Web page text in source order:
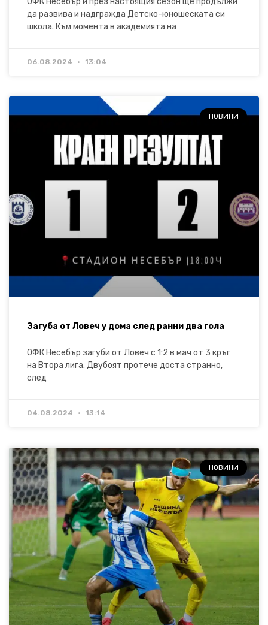
да развива и надгражда Детско-юношеската си
школа. Към момента в академията на
06.08.2024 13:04
НОВИНИ
Загуба от Ловеч у дома след ранни два гола
ОФК Несебър загуби от Ловеч с 1:2 в мач от 3 кръг
на Втора лига. Двубоят протече доста странно,
след
04.08.2024 13:14
НОВИНИ